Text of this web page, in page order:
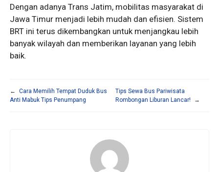
Dengan adanya Trans Jatim, mobilitas masyarakat di
Jawa Timur menjadi lebih mudah dan efisien. Sistem
BRT ini terus dikembangkan untuk menjangkau lebih
banyak wilayah dan memberikan layanan yang lebih
baik.
←
Cara Memilih Tempat Duduk Bus
Anti Mabuk Tips Penumpang
Tips Sewa Bus Pariwisata
Rombongan Liburan Lancar!
→